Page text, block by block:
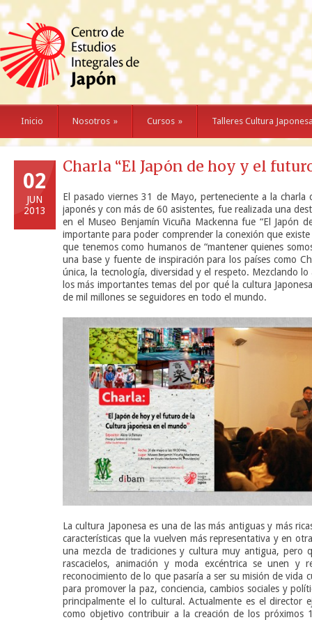
Inicio Nosotros » Cursos » Talleres Cultura
02
JUN
2013
Charla “El Japón de hoy y el
El pasado viernes 31 de Mayo, perteneciente a la
japonés y con más de 60 asistentes, fue realizada una
en el Museo Benjamín Vicuña Mackenna fue “El
importante para poder comprender la conexión que
que tenemos como humanos de “mantener quienes
una base y fuente de inspiración para los países como
única, la tecnología, diversidad y el respeto. Mezclando
los más importantes temas del por qué la cultura
de mil millones se seguidores en todo el mundo.
La cultura Japonesa es una de las más antiguas y más
características que la vuelven más representativa y en
una mezcla de tradiciones y cultura muy antigua, pero
rascacielos, animación y moda excéntrica se unen y
reconocimiento de lo que pasaría a ser su misión de
para promover la paz, conciencia, cambios sociales y
principalmente el lo cultural. Actualmente es el director
como objetivo contribuir a la creación de los próximos